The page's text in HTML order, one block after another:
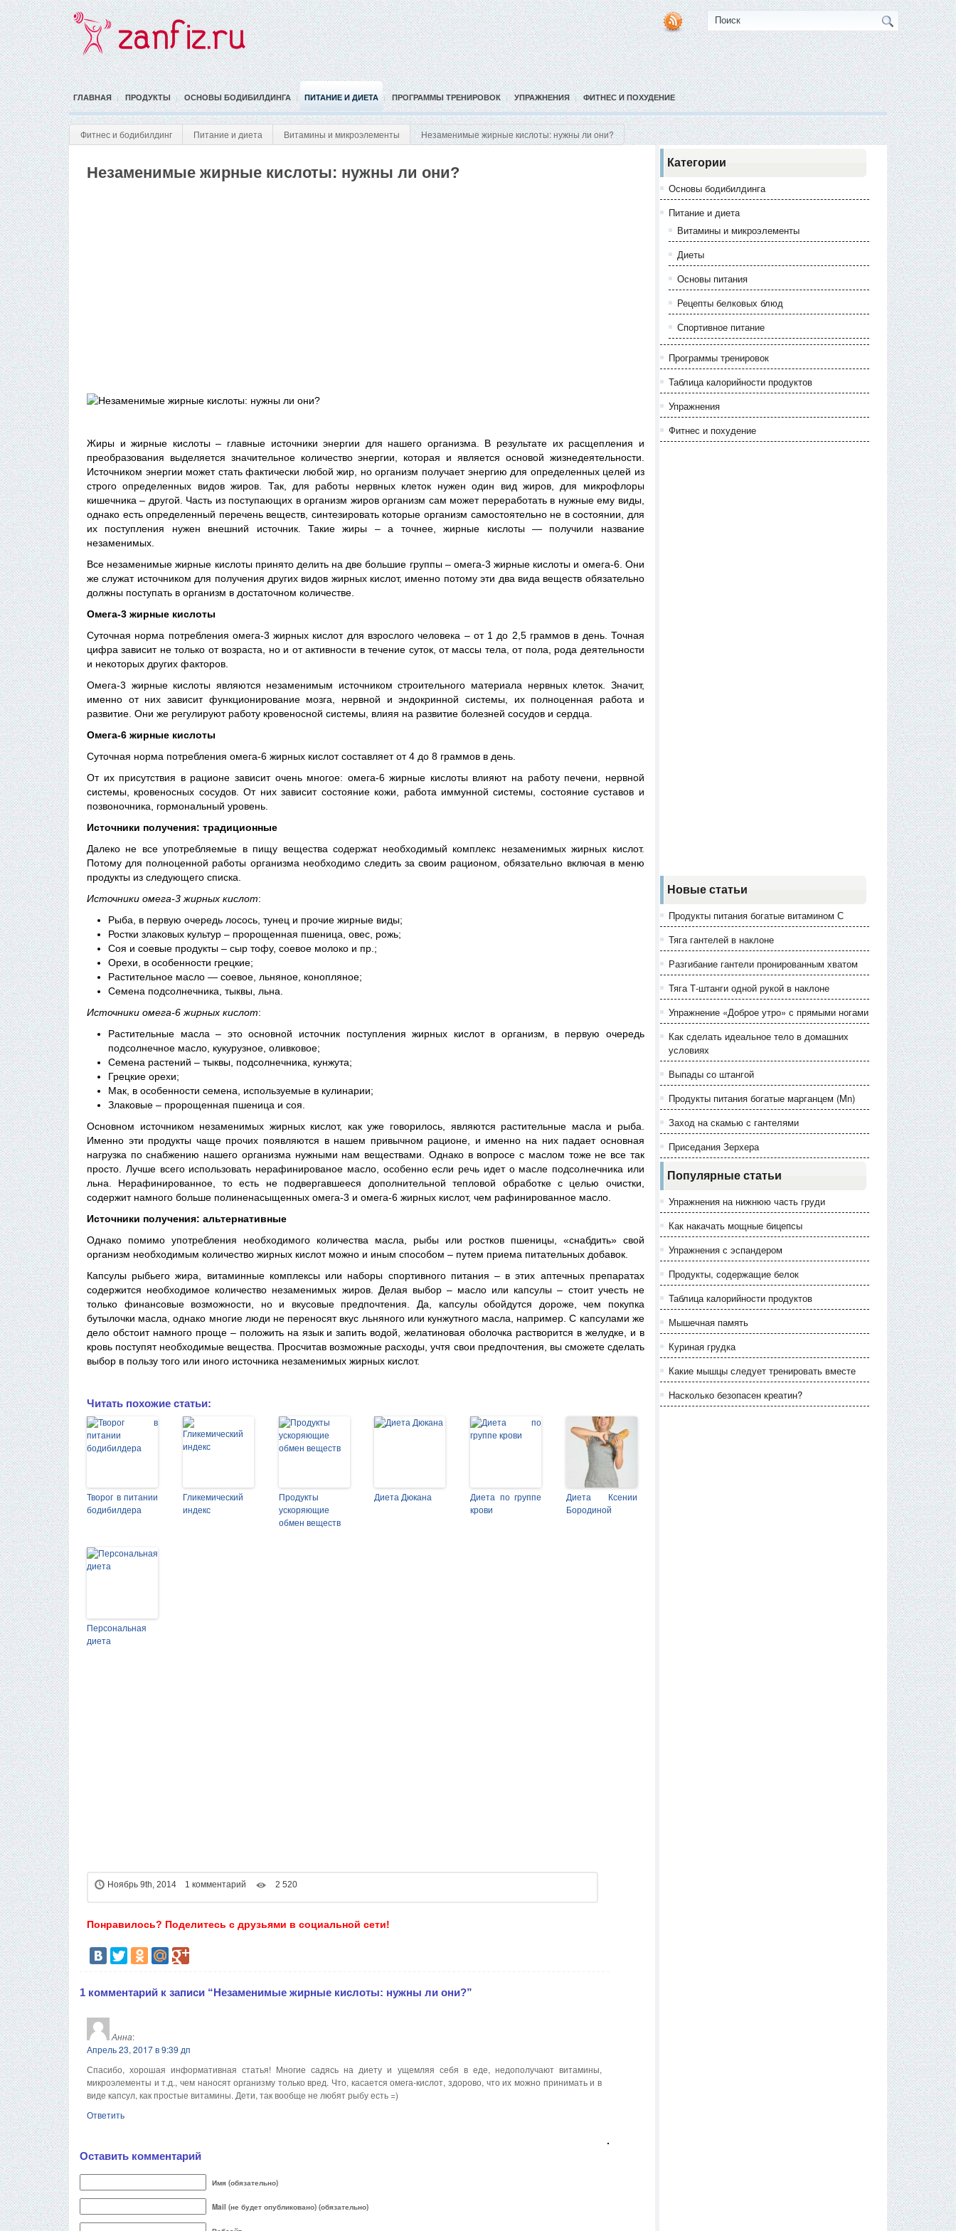
ГЛАВНАЯ ПРОДУКТЫ ОСНОВЫ БОДИБИЛДИНГА ПИТАНИЕ И ДИЕТА ПРОГРАММЫ ТРЕНИРОВОК УПРАЖНЕНИЯ ФИТНЕС И ПОХУДЕНИЕ
Фитнес и бодибилдинг Питание и диета Витамины и микроэлементы Незаменимые жирные кислоты: нужны ли они?
Незаменимые жирные кислоты: нужны ли они?
Жиры и жирные кислоты – главные источники энергии для нашего организма. В результате их расщепления и
преобразования выделяется значительное количество энергии, которая и является основой жизнедеятельности.
Источником энергии может стать фактически любой жир, но организм получает энергию для определенных целей из
строго определенных видов жиров. Так, для работы нервных клеток нужен один вид жиров, для микрофлоры
кишечника – другой. Часть из поступающих в организм жиров организм сам может переработать в нужные ему виды,
однако есть определенный перечень веществ, синтезировать которые организм самостоятельно не в состоянии, для
их поступления нужен внешний источник. Такие жиры – а точнее, жирные кислоты — получили название
незаменимых.
Все незаменимые жирные кислоты принято делить на две большие группы – омега-3 жирные кислоты и омега-6. Они
же служат источником для получения других видов жирных кислот, именно потому эти два вида веществ обязательно
должны поступать в организм в достаточном количестве.
Омега-3 жирные кислоты
Суточная норма потребления омега-3 жирных кислот для взрослого человека – от 1 до 2,5 граммов в день. Точная
цифра зависит не только от возраста, но и от активности в течение суток, от массы тела, от пола, рода деятельности
и некоторых других факторов.
Омега-3 жирные кислоты являются незаменимым источником строительного материала нервных клеток. Значит,
именно от них зависит функционирование мозга, нервной и эндокринной системы, их полноценная работа и
развитие. Они же регулируют работу кровеносной системы, влияя на развитие болезней сосудов и сердца.
Омега-6 жирные кислоты
Суточная норма потребления омега-6 жирных кислот составляет от 4 до 8 граммов в день.
От их присутствия в рационе зависит очень многое: омега-6 жирные кислоты влияют на работу печени, нервной
системы, кровеносных сосудов. От них зависит состояние кожи, работа иммунной системы, состояние суставов и
позвоночника, гормональный уровень.
Источники получения: традиционные
Далеко не все употребляемые в пищу вещества содержат необходимый комплекс незаменимых жирных кислот.
Потому для полноценной работы организма необходимо следить за своим рационом, обязательно включая в меню
продукты из следующего списка.
Источники омега-3 жирных кислот:
Рыба, в первую очередь лосось, тунец и прочие жирные виды;
Ростки злаковых культур – пророщенная пшеница, овес, рожь;
Соя и соевые продукты – сыр тофу, соевое молоко и пр.;
Орехи, в особенности грецкие;
Растительное масло — соевое, льняное, конопляное;
Семена подсолнечника, тыквы, льна.
Источники омега-6 жирных кислот:
Растительные масла – это основной источник поступления жирных кислот в организм, в первую очередь
подсолнечное масло, кукурузное, оливковое;
Семена растений – тыквы, подсолнечника, кунжута;
Грецкие орехи;
Мак, в особенности семена, используемые в кулинарии;
Злаковые – пророщенная пшеница и соя.
Основном источником незаменимых жирных кислот, как уже говорилось, являются растительные масла и рыба.
Именно эти продукты чаще прочих появляются в нашем привычном рационе, и именно на них падает основная
нагрузка по снабжению нашего организма нужными нам веществами. Однако в вопросе с маслом тоже не все так
просто. Лучше всего использовать нерафинированое масло, особенно если речь идет о масле подсолнечника или
льна. Нерафинированное, то есть не подвергавшееся дополнительной тепловой обработке с целью очистки,
содержит намного больше полиненасыщенных омега-3 и омега-6 жирных кислот, чем рафинированное масло.
Источники получения: альтернативные
Однако помимо употребления необходимого количества масла, рыбы или ростков пшеницы, «снабдить» свой
организм необходимым количество жирных кислот можно и иным способом – путем приема питательных добавок.
Капсулы рыбьего жира, витаминные комплексы или наборы спортивного питания – в этих аптечных препаратах
содержится необходимое количество незаменимых жиров. Делая выбор – масло или капсулы – стоит учесть не
только финансовые возможности, но и вкусовые предпочтения. Да, капсулы обойдутся дороже, чем покупка
бутылочки масла, однако многие люди не переносят вкус льняного или кунжутного масла, например. С капсулами же
дело обстоит намного проще – положить на язык и запить водой, желатиновая оболочка растворится в желудке, и в
кровь поступят необходимые вещества. Просчитав возможные расходы, учтя свои предпочтения, вы сможете сделать
выбор в пользу того или иного источника незаменимых жирных кислот.
Читать похожие статьи:
Творог в питании
бодибилдера
Гликемический
индекс
Продукты
ускоряющие
обмен веществ
Диета Дюкана
Диета по группе
крови
Диета Ксении
Бородиной
Персональная
диета
Ноябрь 9th, 2014 1 комментарий 2 520
Понравилось? Поделитесь с друзьями в социальной сети!
1 комментарий к записи “Незаменимые жирные кислоты: нужны ли они?”
Анна:
Апрель 23, 2017 в 9:39 дп
Спасибо, хорошая информативная статья! Многие садясь на диету и ущемляя себя в еде, недополучают витамины,
микроэлементы и т.д., чем наносят организму только вред. Что, касается омега-кислот, здорово, что их можно принимать и в
виде капсул, как простые витамины. Дети, так вообще не любят рыбу есть =)
Ответить
Оставить комментарий
Имя (обязательно)
Mail (не будет опубликовано) (обязательно)
Категории
Основы бодибилдинга
Питание и диета
Витамины и микроэлементы
Диеты
Основы питания
Рецепты белковых блюд
Спортивное питание
Программы тренировок
Таблица калорийности продуктов
Упражнения
Фитнес и похудение
Новые статьи
Продукты питания богатые витамином С
Тяга гантелей в наклоне
Разгибание гантели пронированным хватом
Тяга Т-штанги одной рукой в наклоне
Упражнение «Доброе утро» с прямыми ногами
Как сделать идеальное тело в домашних
условиях
Выпады со штангой
Продукты питания богатые марганцем (Mn)
Заход на скамью с гантелями
Приседания Зерхера
Популярные статьи
Упражнения на нижнюю часть груди
Как накачать мощные бицепсы
Упражнения с эспандером
Продукты, содержащие белок
Таблица калорийности продуктов
Мышечная память
Куриная грудка
Какие мышцы следует тренировать вместе
Насколько безопасен креатин?